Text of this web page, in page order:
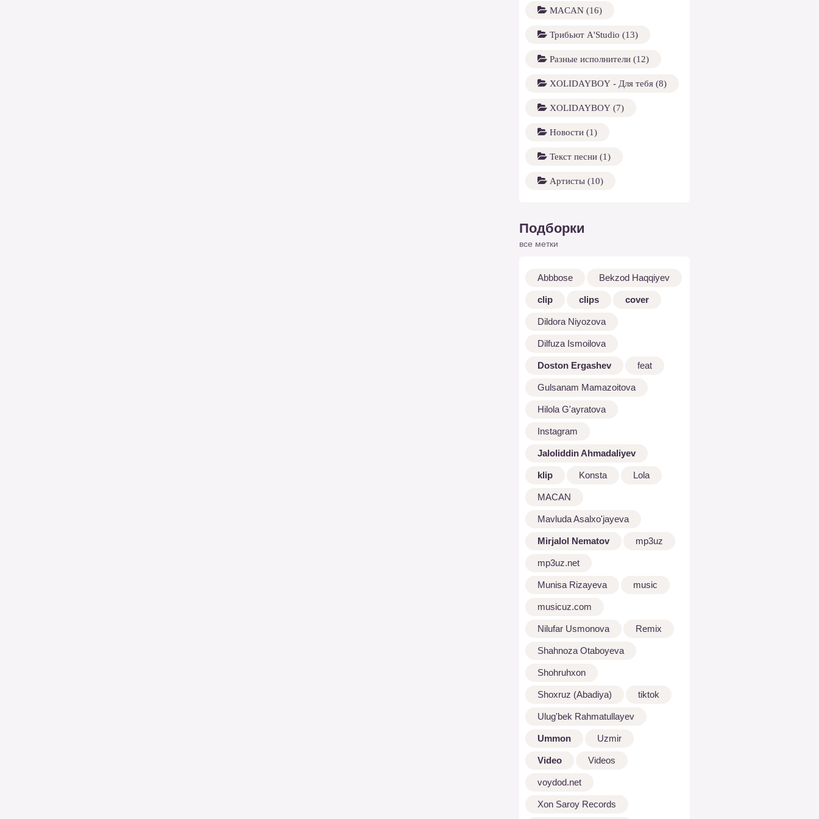
MACAN (16)
Трибьют A'Studio (13)
Разные исполнители (12)
XOLIDAYBOY - Для тебя (8)
XOLIDAYBOY (7)
Новости (1)
Текст песни (1)
Артисты (10)
Подборки
все метки
Abbbose Bekzod Haqqiyev
clip clips cover
Dildora Niyozova
Dilfuza Ismoilova
Doston Ergashev feat
Gulsanam Mamazoitova
Hilola G'ayratova
Instagram
Jaloliddin Ahmadaliyev
klip Konsta Lola
MACAN
Mavluda Asalxo'jayeva
Mirjalol Nematov mp3uz
mp3uz.net
Munisa Rizayeva music
musicuz.com
Nilufar Usmonova Remix
Shahnoza Otaboyeva
Shohruhxon
Shoxruz (Abadiya) tiktok
Ulug'bek Rahmatullayev
Ummon Uzmir
Video Videos
voydod.net
Xon Saroy Records